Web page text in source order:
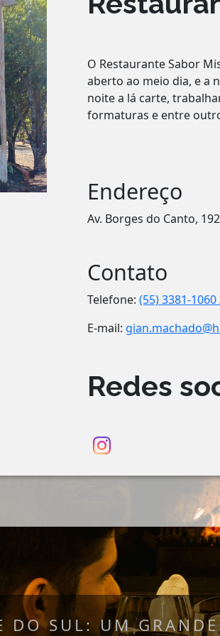
O Restaurante Sabor
aberto ao meio dia, e a
noite a lá carte,
formaturas e entre
Endereço
Av. Borges do Canto,
Contato
Telefone: (55) 3381-
E-mail:
Redes
DO SUL: UM